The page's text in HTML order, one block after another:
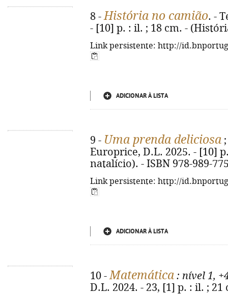
8 -História no camião. -
- [10] p. : il. ; 18 cm. -
Link persistente: http://
ADICIONAR À LISTA
9 - Uma prenda deliciosa
Europrice, D.L. 2025. - [10]
natalício). - ISBN 978-989-
Link persistente: http://
ADICIONAR À LISTA
10 -Matemática : nível 1,
D.L. 2024. - 23, [1] p. : il. ;